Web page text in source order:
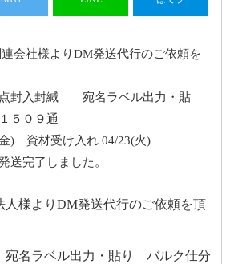
会社様よりDM発送代行のご依頼を
封入封緘 宛名ラベル出力・貼
５０９通
) 資材受け入れ 04/23(火)
送完了しました。
様よりDM発送代行のご依頼を頂
名ラベル出力・貼り バルク仕分